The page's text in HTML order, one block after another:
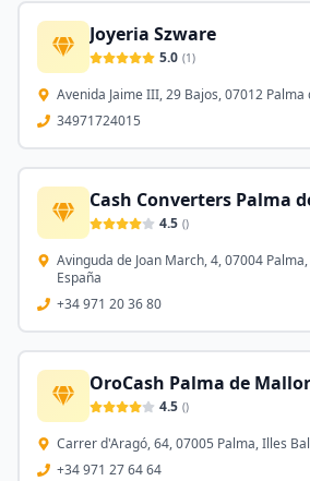
Joyeria Szware
5.0 (1)
Avenida Jaime III, 29 Bajos, 07012
34971724015
Cash Converters Palma
4.5 ()
Avinguda de Joan March, 4, 07004
España
+34 971 20 36 80
OroCash Palma de
4.5 ()
Carrer d'Aragó, 64, 07005 Palma, Illes
+34 971 27 64 64